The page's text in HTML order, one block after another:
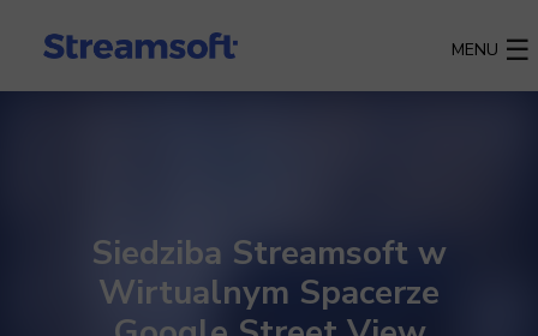
MENU
Siedziba Streamsoft w
Wirtualnym Spacerze